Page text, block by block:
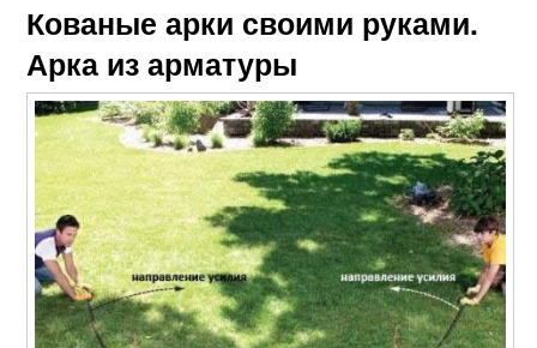
Кованые арки своими руками.
Арка из арматуры